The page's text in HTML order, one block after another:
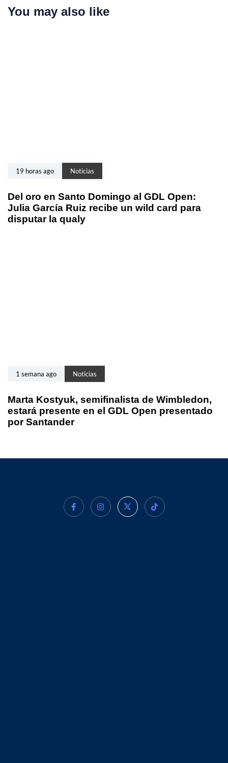
You may also like
19 horas ago Noticias
Del oro en Santo Domingo al GDL Open:
Julia García Ruiz recibe un wild card para
disputar la qualy
1 semana ago Noticias
Marta Kostyuk, semifinalista de Wimbledon,
estará presente en el GDL Open presentado
por Santander